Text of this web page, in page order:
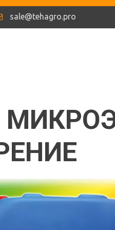
sale@tehagro.pro